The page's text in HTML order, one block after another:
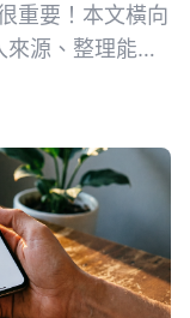
重要！本文橫向
源、整理能力